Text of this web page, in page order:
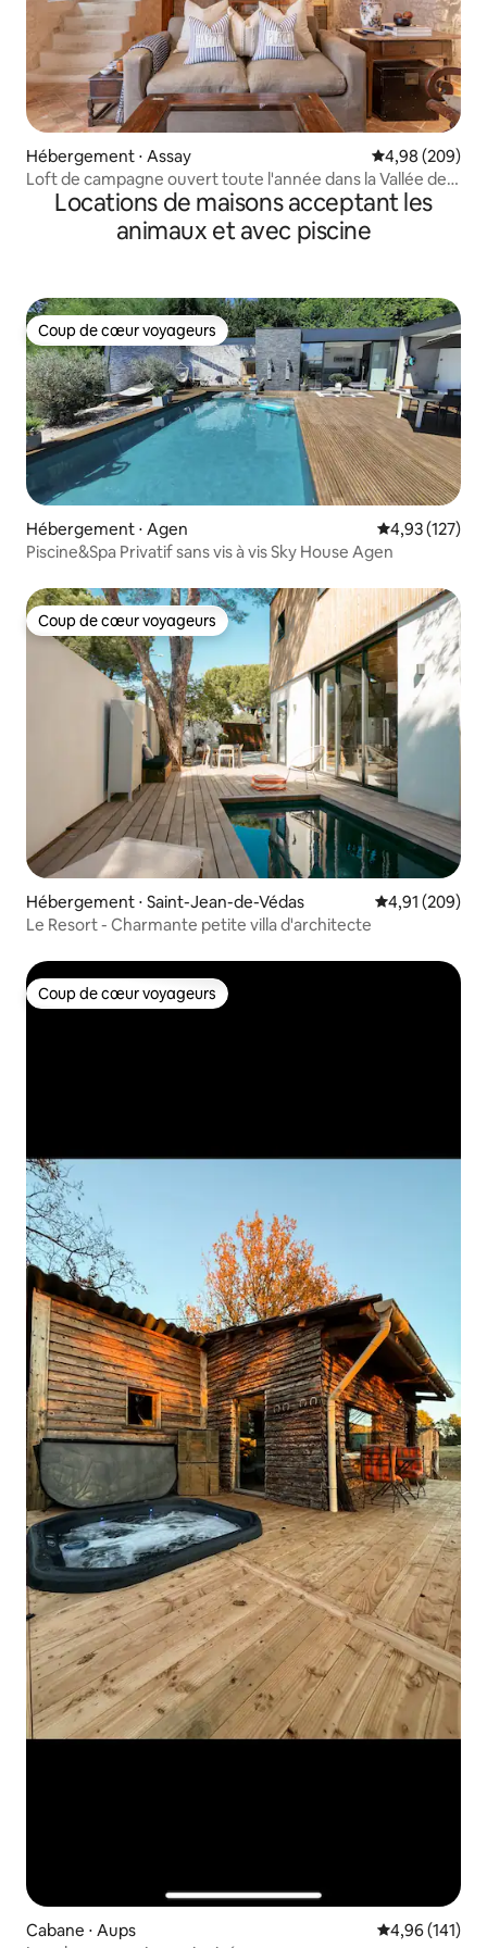
Hébergement ⋅ Assay Évaluation
4,98 (209)
Loft de campagne ouvert toute l'année dans la Vallée de
la Loire près de Chinon
Locations de maisons acceptant les
animaux et avec piscine
Coup de cœur voyageurs
Coup de cœur voyageurs
Hébergement ⋅ Agen Évaluation
4,93 (127)
Piscine&Spa Privatif sans vis à vis Sky House Agen
Coup de cœur voyageurs
Coup de cœur voyageurs
Hébergement ⋅ Saint-Jean-de-Védas Évaluation
4,91 (209)
Le Resort - Charmante petite villa d'architecte
Coup de cœur voyageurs
Coup de cœur voyageurs
Cabane ⋅ Aups Évaluation
4,96 (141)